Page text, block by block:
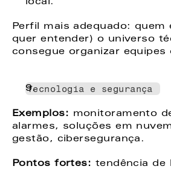
local.
Perfil mais adequado: quem
quer entender) o universo
consegue organizar equipes
Tecnologia e segurança
Exemplos: monitoramento
alarmes, soluções em
gestão, cibersegurança.
Pontos fortes: tendência de